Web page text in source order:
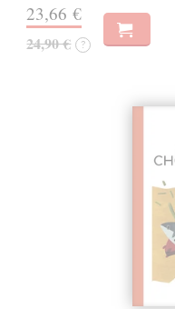
23,66 €
24,90 € ?